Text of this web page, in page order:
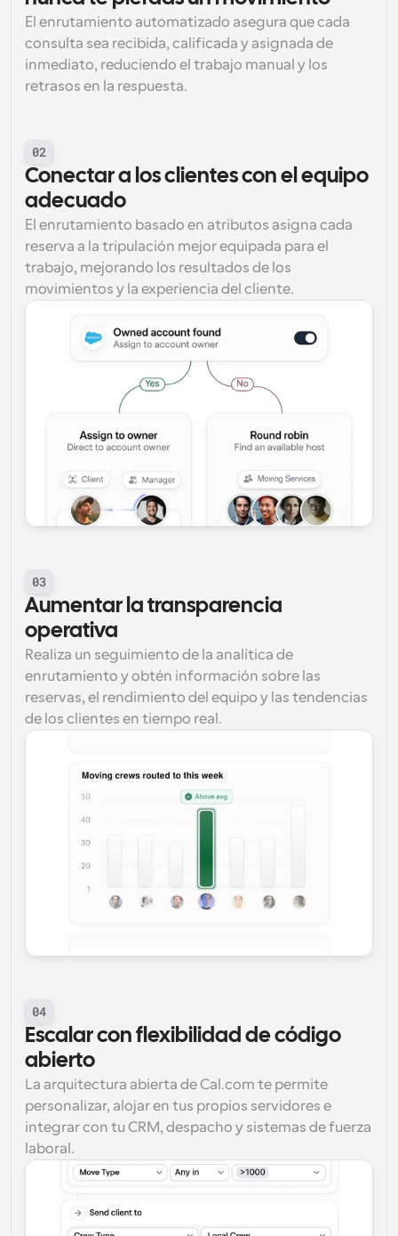
El enrutamiento automatizado asegura que cada
consulta sea recibida, calificada y asignada de
inmediato, reduciendo el trabajo manual y los
retrasos en la respuesta.
02
Conectar a los clientes con el equipo
adecuado
El enrutamiento basado en atributos asigna cada
reserva a la tripulación mejor equipada para el
trabajo, mejorando los resultados de los
movimientos y la experiencia del cliente.
03
Aumentar la transparencia
operativa
Realiza un seguimiento de la analítica de
enrutamiento y obtén información sobre las
reservas, el rendimiento del equipo y las tendencias
de los clientes en tiempo real.
04
Escalar con flexibilidad de código
abierto
La arquitectura abierta de Cal.com te permite
personalizar, alojar en tus propios servidores e
integrar con tu CRM, despacho y sistemas de fuerza
laboral.